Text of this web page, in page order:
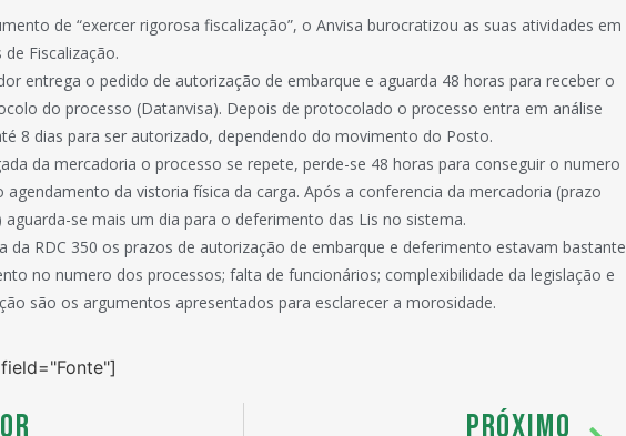
de “exercer rigorosa fiscalização”, o Anvisa burocratizou as suas atividades em
Fiscalização.
entrega o pedido de autorização de embarque e aguarda 48 horas para receber o
do processo (Datanvisa). Depois de protocolado o processo entra em análise
8 dias para ser autorizado, dependendo do movimento do Posto.
da mercadoria o processo se repete, perde-se 48 horas para conseguir o numero
da vistoria física da carga. Após a conferencia da mercadoria (prazo
aguarda-se mais um dia para o deferimento das Lis no sistema.
da RDC 350 os prazos de autorização de embarque e deferimento estavam bastante
no numero dos processos; falta de funcionários; complexibilidade da legislação e
são os argumentos apresentados para esclarecer a morosidade.
PRÓXIMO